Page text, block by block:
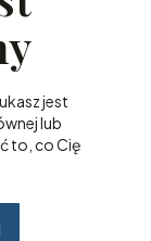
jest
lub
to, co Cię